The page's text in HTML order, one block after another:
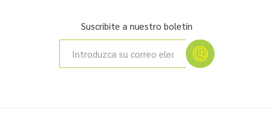
Suscribite a nuestro boletín